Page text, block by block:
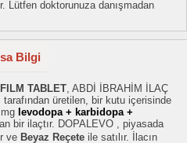
Lütfen doktorunuza danışmadan
Bilgi
TABLET , ABDİ İBRAHİM İLAÇ
üretilen, bir kutu içerisinde
levodopa + karbidopa +
bir ilaçtır. DOPALEVO , piyasada
ve Beyaz Reçete ile satılır. İlacın